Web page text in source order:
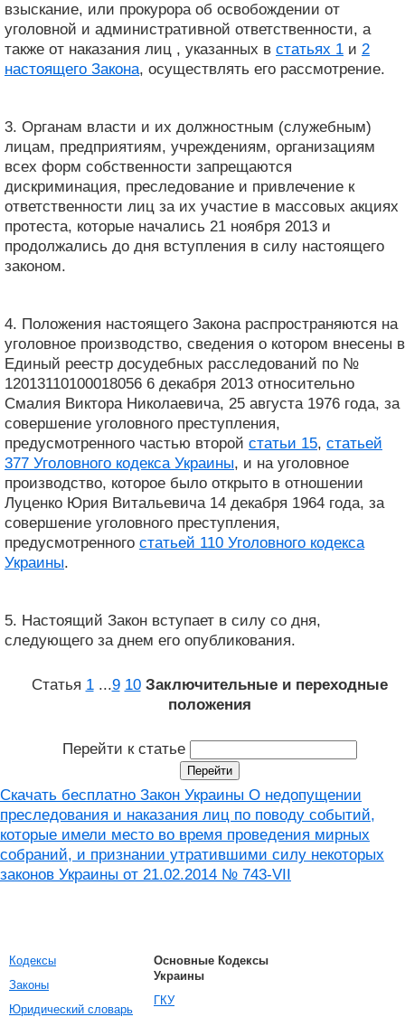
взыскание, или прокурора об освобождении от
уголовной и административной ответственности, а
также от наказания лиц , указанных в статьях 1 и 2
настоящего Закона, осуществлять его рассмотрение.
3. Органам власти и их должностным (служебным)
лицам, предприятиям, учреждениям, организациям
всех форм собственности запрещаются
дискриминация, преследование и привлечение к
ответственности лиц за их участие в массовых акциях
протеста, которые начались 21 ноября 2013 и
продолжались до дня вступления в силу настоящего
законом.
4. Положения настоящего Закона распространяются на
уголовное производство, сведения о котором внесены в
Единый реестр досудебных расследований по №
12013110100018056 6 декабря 2013 относительно
Смалия Виктора Николаевича, 25 августа 1976 года, за
совершение уголовного преступления,
предусмотренного частью второй статьи 15, статьей
377 Уголовного кодекса Украины, и на уголовное
производство, которое было открыто в отношении
Луценко Юрия Витальевича 14 декабря 1964 года, за
совершение уголовного преступления,
предусмотренного статьей 110 Уголовного кодекса
Украины.
5. Настоящий Закон вступает в силу со дня,
следующего за днем ​​его опубликования.
Статья 1 ...9 10 Заключительные и переходные
положения
Перейти к статье
Скачать бесплатно Закон Украины О недопущении
преследования и наказания лиц по поводу событий,
которые имели место во время проведения мирных
собраний, и признании утратившими силу некоторых
законов Украины от 21.02.2014 № 743-VII
Кодексы
Законы
Юридический словарь
Основные Кодексы
Украины
ГКУ